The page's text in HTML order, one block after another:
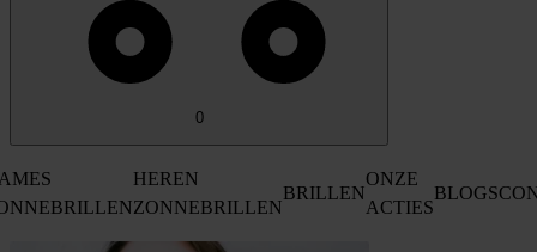
0
HEREN
ZONNEBRILLEN
BRILLEN
ONZE
ACTIES
BLOGS